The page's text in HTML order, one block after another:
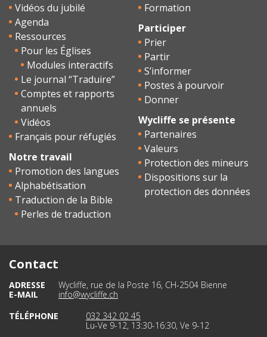
Vidéos du jubilé
Agenda
Ressources
Pour les Églises
Modules interactifs
Le journal “Traduire”
Comptes et rapports
annuels
Vidéos
Français pour réfugiés
Notre travail
Promotion des langues
Alphabétisation
Traduction de la Bible
Perles de traduction
Formation
Participer
Prier
Partir
S’informer
Postes à pourvoir
Donner
Wycliffe se présente
Partenaires
Valeurs
Protection des mineurs
Dispositions sur la
protection des données
Contact
ADRESSE
Wycliffe, rue de la Poste 16, CH-2504 Bienne
E-MAIL
info@wycliffe.ch
TÉLÉPHONE
032 342 02 45
Lu-Ve 9-12, 13:30-16:30, Ve 9-12